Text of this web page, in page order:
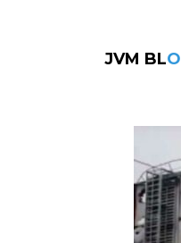
JVM BLO